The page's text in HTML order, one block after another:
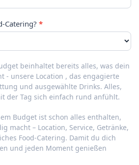
Catering? *
beinhaltet bereits alles, was dein
- unsere Location , das engagierte
Alles,
der Tag sich einfach rund anfühlt.
Budget ist schon alles enthalten,
macht – Location, Service, Getränke,
Food-Catering. Damit du dich
und jeden Moment genießen